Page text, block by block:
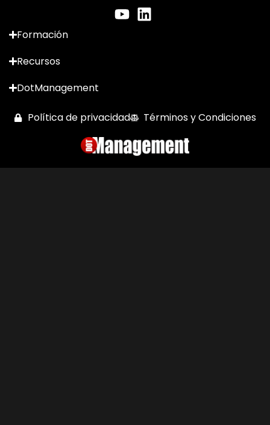
Formación
Recursos
DotManagement
Política de privacidad Términos y Condiciones